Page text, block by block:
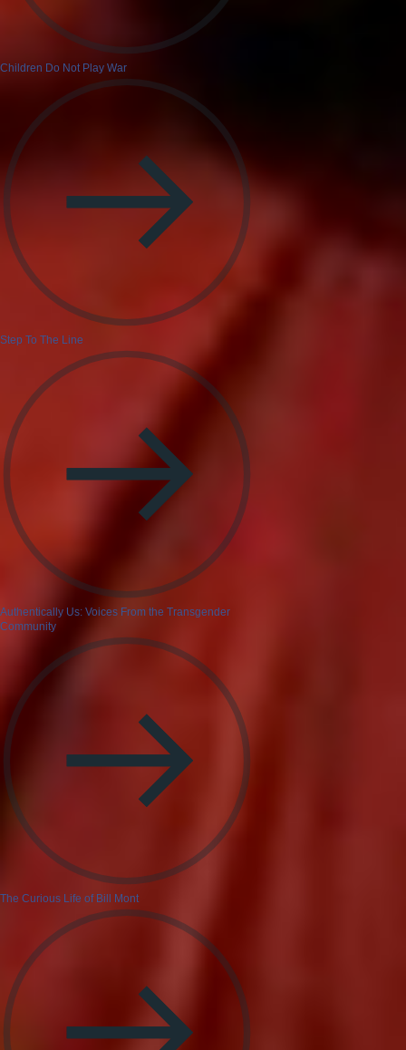
Children Do Not Play War
Step To The Line
Authentically Us: Voices From the Transgender
Community
The Curious Life of Bill Mont